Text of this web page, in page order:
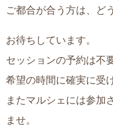
ご都合が合う方は、ど
お待ちしています。
セッションの予約は不
希望の時間に確実に受
またマルシェには参加
ませ。